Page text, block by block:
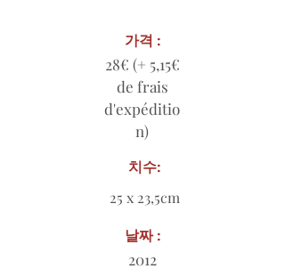
가격 :
28€ (+ 5,15€
de frais
d'expéditio
n)
치수:
25 x 23,5cm
날짜 :
2012